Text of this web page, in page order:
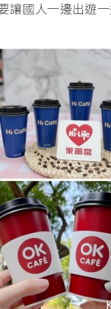
讓國人一邊出遊